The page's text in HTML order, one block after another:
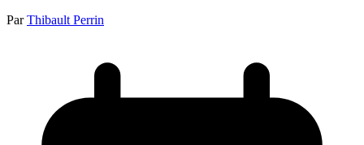
Par Thibault Perrin